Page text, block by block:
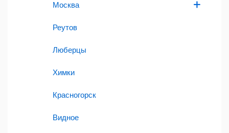
Москва
Реутов
Люберцы
Химки
Красногорск
Видное